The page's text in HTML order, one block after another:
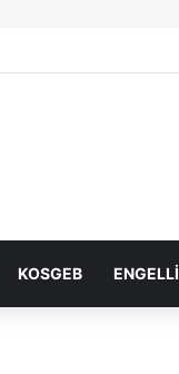
KOSGEB ENGELLI